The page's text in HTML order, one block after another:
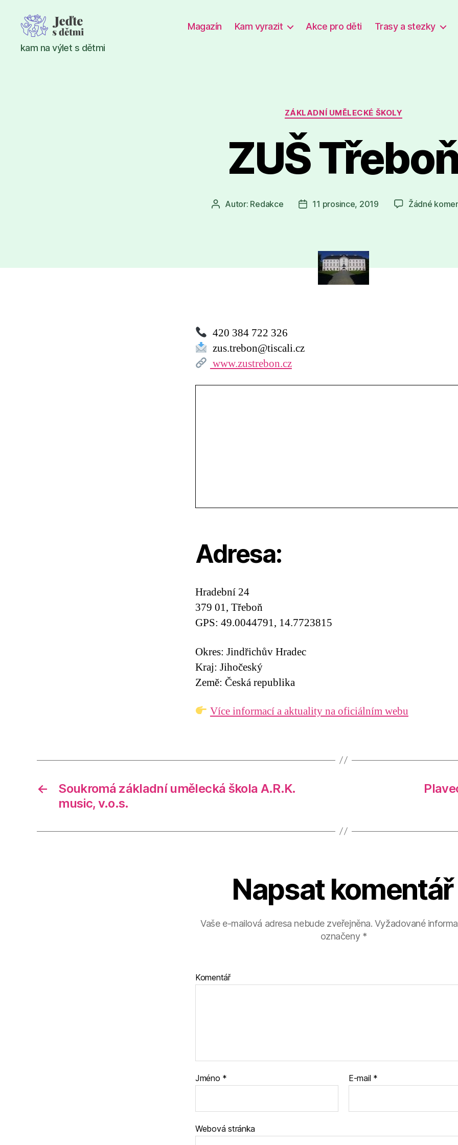
Jeďte
s
kam na výlet s dětmi
Magazín Kam vyrazit Akce pro děti Trasy a stezky
Rubriky
ZÁKLADNÍ UMĚLECKÉ ŠKOLY
ZUŠ
AutorAutor: Redakce
Datum
11 prosince, 2019 Žádné
420 384 722 326
zus.trebon@tiscali.cz
www.zustrebon.cz
Adresa:
Hradební 24
379 01, Třeboň
GPS: 49.0044791, 14.7723815
Okres: Jindřichův Hradec
Kraj: Jihočeský
Země: Česká republika
Více informací a aktuality na oficiálním webu
←
Soukromá základní umělecká škola A.R.K.
music, v.o.s.
Napsat komentář
Vaše e-mailová adresa nebude zveřejněna. Vyžadované
označeny *
Komentář
Jméno * E-mail *
Webová stránka